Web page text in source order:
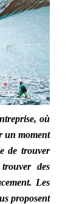
où
un moment
de trouver
des
Les
proposent